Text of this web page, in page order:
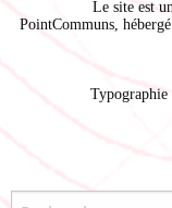
Le site est
PointCommuns,